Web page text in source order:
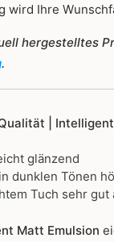
wird Ihre
hergestelltes
.
| Intelligent
glänzend
dunklen Tönen
Tuch sehr
Matt Emulsion